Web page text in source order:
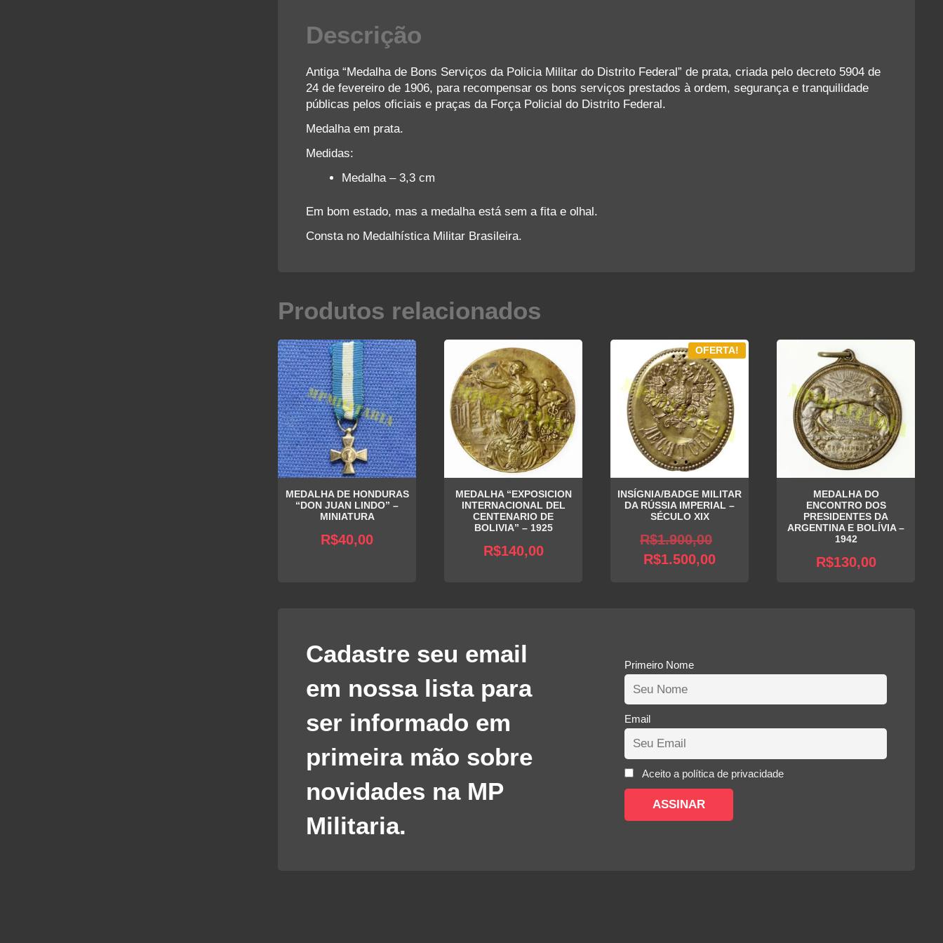
Descrição
Antiga “Medalha de Bons Serviços da Policia Militar do Distrito Federal” de prata, criada pelo decreto 5904 de
24 de fevereiro de 1906, para recompensar os bons serviços prestados à ordem, segurança e tranquilidade
públicas pelos oficiais e praças da Força Policial do Distrito Federal.
Medalha em prata.
Medidas:
Medalha – 3,3 cm
Em bom estado, mas a medalha está sem a fita e olhal.
Consta no Medalhística Militar Brasileira.
Produtos relacionados
MEDALHA DE HONDURAS
“DON JUAN LINDO” –
MINIATURA
R$40,00
MEDALHA “EXPOSICION
INTERNACIONAL DEL
CENTENARIO DE
BOLIVIA” – 1925
R$140,00
OFERTA!
INSÍGNIA/BADGE MILITAR
DA RÚSSIA IMPERIAL –
SÉCULO XIX
R$1.900,00
R$1.500,00O
MEDALHA DO
ENCONTRO DOS
PRESIDENTES DA
ARGENTINA E BOLÍVIA –
1942
R$130,00
Cadastre seu email
em nossa lista para
ser informado em
primeira mão sobre
novidades na MP
Militaria.
Primeiro Nome
Email
Aceito a política de privacidade